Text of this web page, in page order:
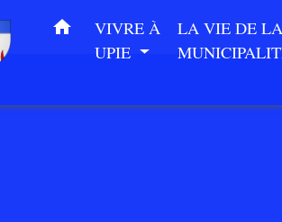
home
VIVRE À
UPIE
LA VIE DE LA